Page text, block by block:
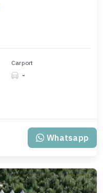
Carport
-
Whatsapp